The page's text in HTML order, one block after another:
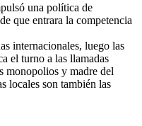
una política de
que entrara la competencia
internacionales, luego las
el turno a las llamadas
monopolios y madre del
locales son también las